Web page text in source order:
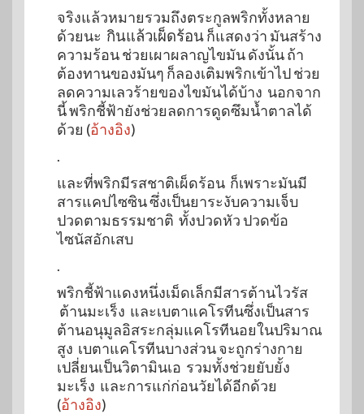
จริงแล้วหมายรวมถึงตระกูลพริกทั้งหลาย
ด้วยนะ กินแล้วเผ็ดร้อนก็แสดงว่า มันสร้าง
ความร้อน ช่วยเผาผลาญไขมัน ดังนั้น ถ้า
ต้องทานของมันๆ ก็ลองเติมพริกเข้าไป ช่วย
ลดความเลวร้ายของไขมันได้บ้าง นอกจาก
นี้ พริกชี้ฟ้ายังช่วยลดการดูดซึมน้ำตาลได้
ด้วย (อ้างอิง)
.
และที่พริกมีรสชาติเผ็ดร้อน ก็เพราะมันมี
สารแคปไซซิน ซึ่งเป็นยาระงับความเจ็บ
ปวดตามธรรมชาติ ทั้งปวดหัว ปวดข้อ
ไซนัสอักเสบ
.
พริกชี้ฟ้าแดงหนึ่งเม็ดเล็กมีสารต้านไวรัส
ต้านมะเร็ง และเบตาแคโรทีนซึ่งเป็นสาร
ต้านอนุมูลอิสระกลุ่มแคโรทีนอยในปริมาณ
สูง เบตาแคโรทีนบางส่วน จะถูกร่างกาย
เปลี่ยนเป็นวิตามินเอ รวมทั้งช่วยยับยั้ง
มะเร็ง และการแก่ก่อนวัยได้อีกด้วย
(อ้างอิง)